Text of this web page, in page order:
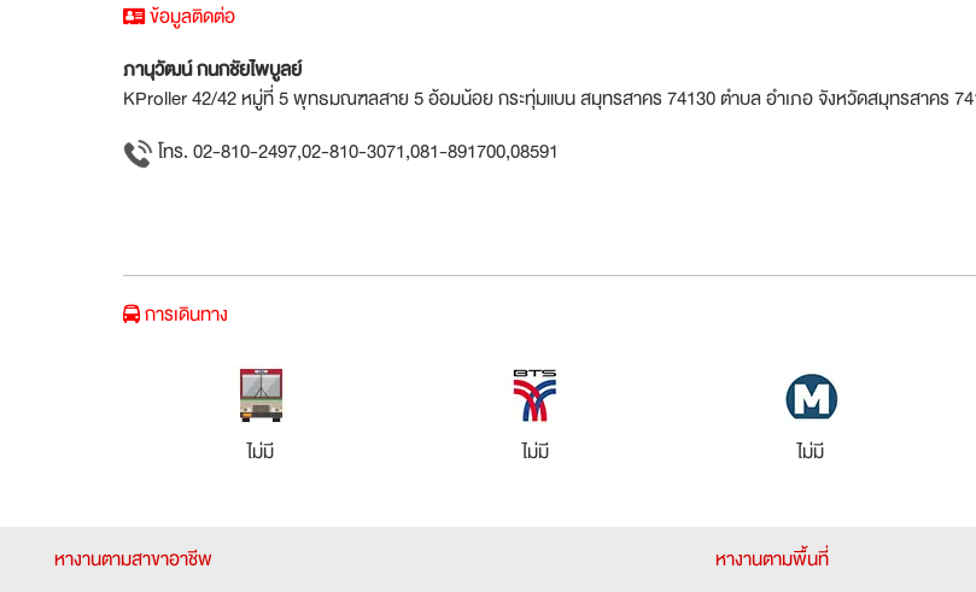
ข้อมูลติดต่อ
ภานุวัฒน์ กนกชัยไพบูลย์
KProller 42/42 หมู่ที่ 5 พุทธมณฑลสาย 5 อ้อมน้อย กระทุ่มแบน สมุทรสาคร 74130 ตำบล อำเภอ จังหวัดสมุทรสาคร
โทร. 02-810-2497,02-810-3071,081-891700,08591
การเดินทาง
ไม่มี ไม่มี ไม่มี
หางานตามสาขาอาชีพ
หางานตามพื้นที่